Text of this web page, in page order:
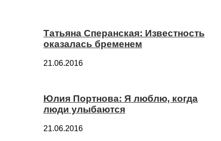
Татьяна Сперанская: Известность
оказалась бременем
21.06.2016
Юлия Портнова: Я люблю, когда
люди улыбаются
21.06.2016